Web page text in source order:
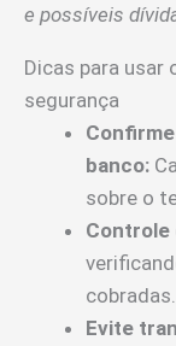
e possíveis
Dicas para usar
segurança
banco:
sobre o
Controle
cobradas.
Evite